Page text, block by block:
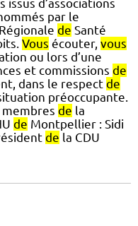
issus d’associations
par le
de Santé
Vous écouter, vous
ou lors d’une
et commissions de
dans le respect de
préoccupante.
membres de la
de Montpellier : Sidi
de la CDU